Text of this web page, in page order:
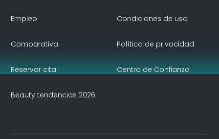
Empleo
Comparativa
Reservar cita
Beauty tendencias 2026
Condiciones de uso
Política de privacidad
Centro de Confianza